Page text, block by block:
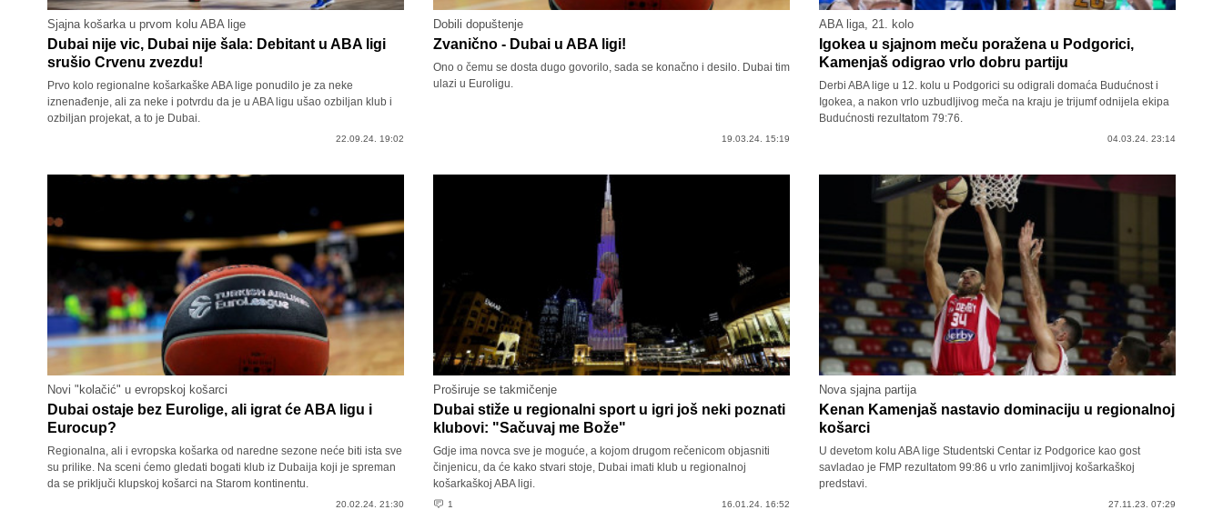
Sjajna košarka u prvom kolu ABA lige
Dubai nije vic, Dubai nije šala: Debitant u ABA ligi
srušio Crvenu zvezdu!
Prvo kolo regionalne košarkaške ABA lige ponudilo je za neke
iznenađenje, ali za neke i potvrdu da je u ABA ligu ušao ozbiljan klub i
ozbiljan projekat, a to je Dubai.
22.09.24. 19:02
Dobili dopuštenje
Zvanično - Dubai u ABA ligi!
Ono o čemu se dosta dugo govorilo, sada se konačno i desilo. Dubai tim
ulazi u Euroligu.
19.03.24. 15:19
ABA liga, 21. kolo
Igokea u sjajnom meču poražena u Podgorici,
Kamenjaš odigrao vrlo dobru partiju
Derbi ABA lige u 12. kolu u Podgorici su odigrali domaća Budućnost i
Igokea, a nakon vrlo uzbudljivog meča na kraju je trijumf odnijela ekipa
Budućnosti rezultatom 79:76.
04.03.24. 23:14
Novi "kolačić" u evropskoj košarci
Dubai ostaje bez Eurolige, ali igrat će ABA ligu i
Eurocup?
Regionalna, ali i evropska košarka od naredne sezone neće biti ista sve
su prilike. Na sceni ćemo gledati bogati klub iz Dubaija koji je spreman
da se priključi klupskoj košarci na Starom kontinentu.
20.02.24. 21:30
Proširuje se takmičenje
Dubai stiže u regionalni sport u igri još neki poznati
klubovi: "Sačuvaj me Bože"
Gdje ima novca sve je moguće, a kojom drugom rečenicom objasniti
činjenicu, da će kako stvari stoje, Dubai imati klub u regionalnoj
košarkaškoj ABA ligi.
1 16.01.24. 16:52
Nova sjajna partija
Kenan Kamenjaš nastavio dominaciju u regionalnoj
košarci
U devetom kolu ABA lige Studentski Centar iz Podgorice kao gost
savladao je FMP rezultatom 99:86 u vrlo zanimljivoj košarkaškoj
predstavi.
27.11.23. 07:29